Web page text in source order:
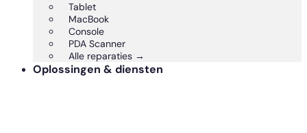
Tablet
MacBook
Console
PDA Scanner
Alle reparaties →
Oplossingen & diensten